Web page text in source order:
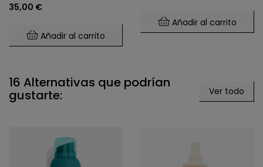
35,00 €
Añadir al carrito
Añadir al carrito
16 Alternativas que podrían
gustarte: Ver todo